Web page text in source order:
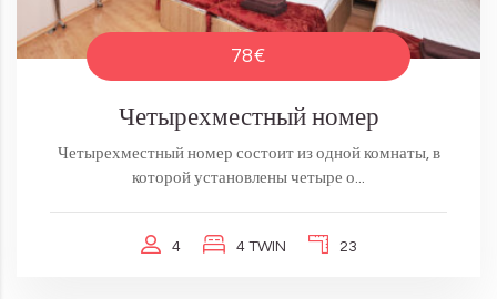
78€
Четырехместный номер
Четырехместный номер состоит из одной комнаты, в
которой установлены четыре о...
4 4 TWIN 23